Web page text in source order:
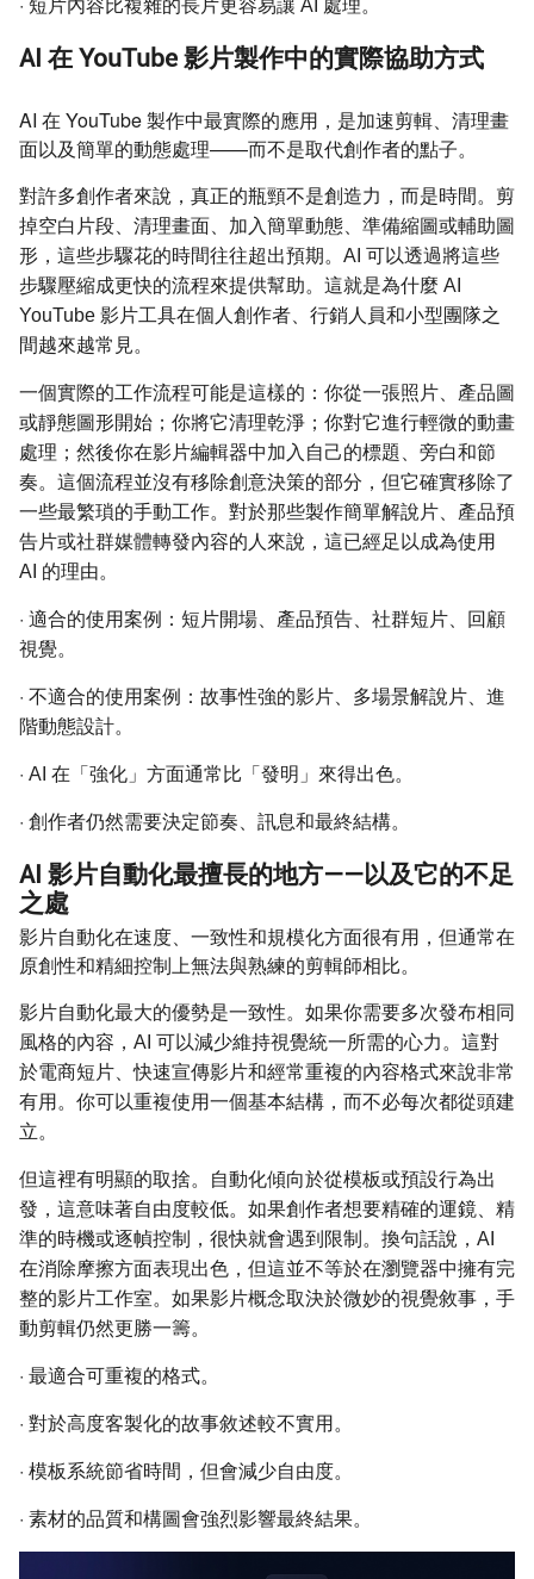
短片內容比複雜的長片更容易讓 AI 處理。
AI 在 YouTube 影片製作中的實際協助方式
AI 在 YouTube 製作中最實際的應用，是加速剪輯、清理畫
面以及簡單的動態處理——而不是取代創作者的點子。
對許多創作者來說，真正的瓶頸不是創造力，而是時間。剪
掉空白片段、清理畫面、加入簡單動態、準備縮圖或輔助圖
形，這些步驟花的時間往往超出預期。AI 可以透過將這些
步驟壓縮成更快的流程來提供幫助。這就是為什麼 AI
YouTube 影片工具在個人創作者、行銷人員和小型團隊之
間越來越常見。
一個實際的工作流程可能是這樣的：你從一張照片、產品圖
或靜態圖形開始；你將它清理乾淨；你對它進行輕微的動畫
處理；然後你在影片編輯器中加入自己的標題、旁白和節
奏。這個流程並沒有移除創意決策的部分，但它確實移除了
一些最繁瑣的手動工作。對於那些製作簡單解說片、產品預
告片或社群媒體轉發內容的人來說，這已經足以成為使用
AI 的理由。
· 適合的使用案例：短片開場、產品預告、社群短片、回顧
視覺。
· 不適合的使用案例：故事性強的影片、多場景解說片、進
階動態設計。
· AI 在「強化」方面通常比「發明」來得出色。
· 創作者仍然需要決定節奏、訊息和最終結構。
AI 影片自動化最擅長的地方——以及它的不足
之處
影片自動化在速度、一致性和規模化方面很有用，但通常在
原創性和精細控制上無法與熟練的剪輯師相比。
影片自動化最大的優勢是一致性。如果你需要多次發布相同
風格的內容，AI 可以減少維持視覺統一所需的心力。這對
於電商短片、快速宣傳影片和經常重複的內容格式來說非常
有用。你可以重複使用一個基本結構，而不必每次都從頭建
立。
但這裡有明顯的取捨。自動化傾向於從模板或預設行為出
發，這意味著自由度較低。如果創作者想要精確的運鏡、精
準的時機或逐幀控制，很快就會遇到限制。換句話說，AI
在消除摩擦方面表現出色，但這並不等於在瀏覽器中擁有完
整的影片工作室。如果影片概念取決於微妙的視覺敘事，手
動剪輯仍然更勝一籌。
· 最適合可重複的格式。
· 對於高度客製化的故事敘述較不實用。
· 模板系統節省時間，但會減少自由度。
· 素材的品質和構圖會強烈影響最終結果。